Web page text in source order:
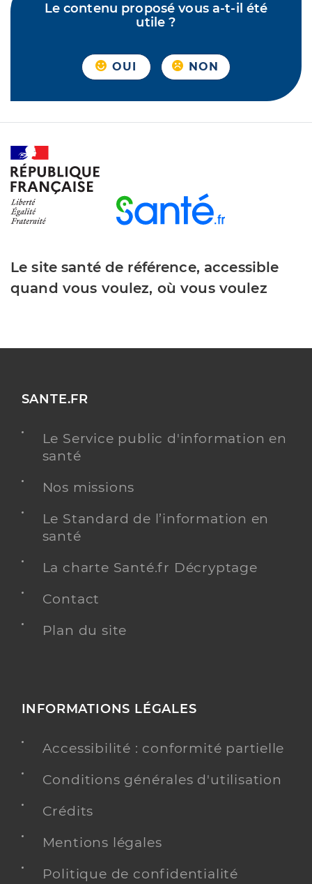
Le contenu proposé vous a-t-il été
utile ?
OUI NON
Le site santé de référence, accessible
quand vous voulez, où vous voulez
SANTE.FR
Le Service public d'information en
santé
Nos missions
Le Standard de l’information en
santé
La charte Santé.fr Décryptage
Contact
Plan du site
INFORMATIONS LÉGALES
Accessibilité : conformité partielle
Conditions générales d'utilisation
Crédits
Mentions légales
Politique de confidentialité